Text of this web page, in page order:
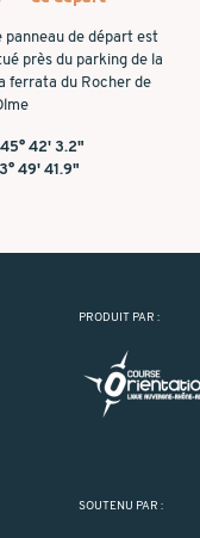
panneau de départ est
près du parking de la
ferrata du Rocher de
45° 42' 3.2"
49' 41.9"
PRODUIT PAR :
SOUTENU PAR :